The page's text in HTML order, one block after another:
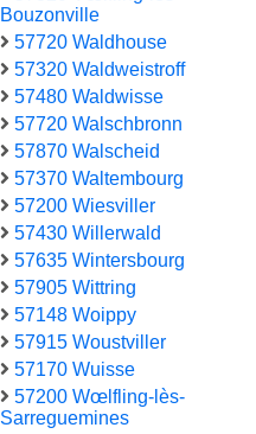
Bouzonville
57720 Waldhouse
57320 Waldweistroff
57480 Waldwisse
57720 Walschbronn
57870 Walscheid
57370 Waltembourg
57200 Wiesviller
57430 Willerwald
57635 Wintersbourg
57905 Wittring
57148 Woippy
57915 Woustviller
57170 Wuisse
57200 Wœlfling-lès-
Sarreguemines